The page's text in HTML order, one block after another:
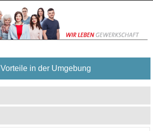
Vorteile in der Umgebung